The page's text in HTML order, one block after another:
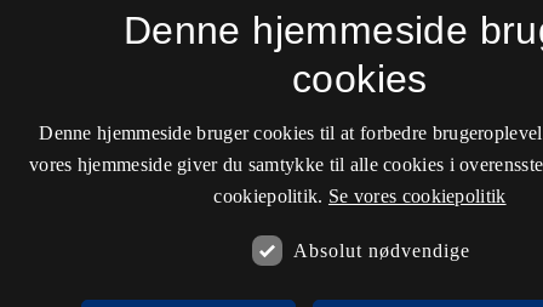
Denne hjemmeside
cookies
Denne hjemmeside bruger cookies til at forbedre
vores hjemmeside giver du samtykke til alle cookies i
cookiepolitik. Se vores cookiepolitik
Absolut nødvendige